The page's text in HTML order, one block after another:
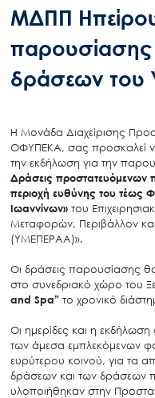
ΜΔΠΠ
παρουσίασης
δράσεων
Η Μονάδα Διαχείρισης
ΟΦΥΠΕΚΑ, σας προσκαλεί
την εκδήλωση για την
Δράσεις προστατευόμενων
περιοχή ευθύνης του τέως
Ιωαννίνων» του
Μεταφορών, Περιβάλλον
(ΥΜΕΠΕΡΑΑ)».
Οι δράσεις παρουσίασης
στο συνεδριακό χώρο του
and Spa”το χρονικό
Οι ημερίδες και η
των άμεσα εμπλεκόμενων
ευρύτερου κοινού, για τα
δράσεων και των δράσεων
υλοποιήθηκαν στην